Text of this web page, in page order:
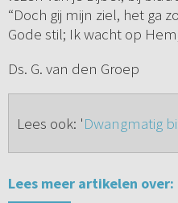
“Doch gij mijn ziel, het ga
Gode stil; Ik wacht op
Ds. G. van den Groep
Lees ook: 'Dwangmatig
Lees meer artikelen over: